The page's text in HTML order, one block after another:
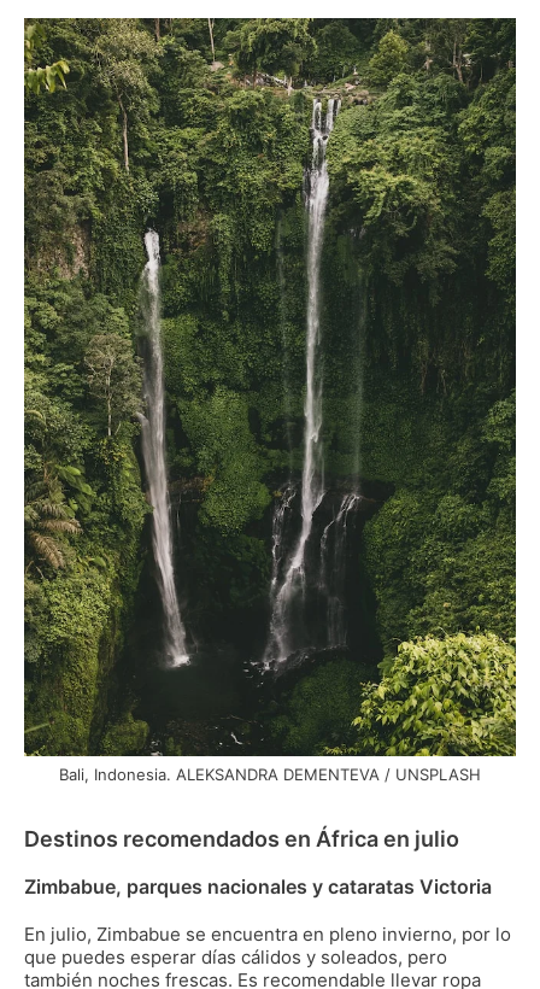
Bali, Indonesia. ALEKSANDRA DEMENTEVA / UNSPLASH
Destinos recomendados en África en julio
Zimbabue, parques nacionales y cataratas Victoria
En julio, Zimbabue se encuentra en pleno invierno, por lo
que puedes esperar días cálidos y soleados, pero
también noches frescas. Es recomendable llevar ropa